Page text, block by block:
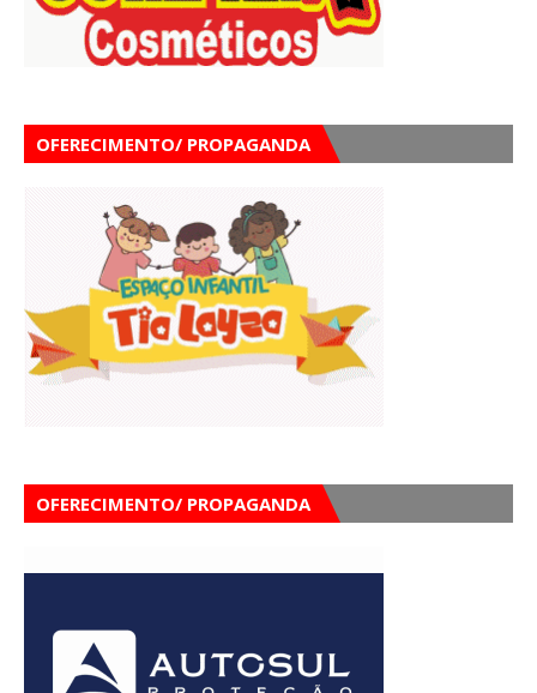
OFERECIMENTO/ PROPAGANDA
OFERECIMENTO/ PROPAGANDA